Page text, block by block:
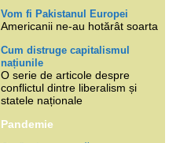
Vom fi Pakistanul Europei
Americanii ne-au hotărât soarta
Cum distruge capitalismul
națiunile
O serie de articole despre
conflictul dintre liberalism și
statele naționale
Pandemie